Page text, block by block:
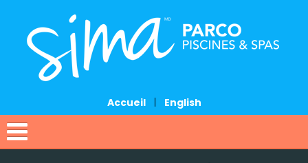
Accueil English